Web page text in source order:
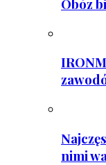
Obóz
nimi